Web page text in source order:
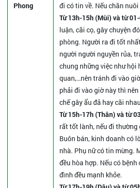
Phong
đi có tin về. Nếu chăn
Từ 13h-15h (Mùi) và từ
luận, cãi cọ, gây chuyện
phòng. Người ra đi tốt
người người nguyền rủa,
chung những việc như hội
quan,…nên tránh đi vào
phải đi vào giờ này thì
chế gây ẩu đả hay cãi
Từ 15h-17h (Thân) và từ
rất tốt lành, nếu đi thường
Buôn bán, kinh doanh có
nhà. Phụ nữ có tin mừng.
đều hòa hợp. Nếu có
đình đều mạnh khỏe.